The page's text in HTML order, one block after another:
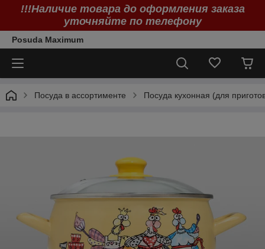
!!!Наличие товара до оформления заказа
уточняйте по телефону
Posuda Maximum
Посуда в ассортименте Посуда кухонная (для